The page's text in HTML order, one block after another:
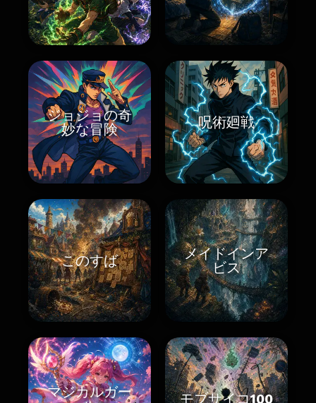
ジョジョの奇
妙な冒険
呪術廻戦
このすば
メイドインア
ビス
マジカルガー
モブサイコ100